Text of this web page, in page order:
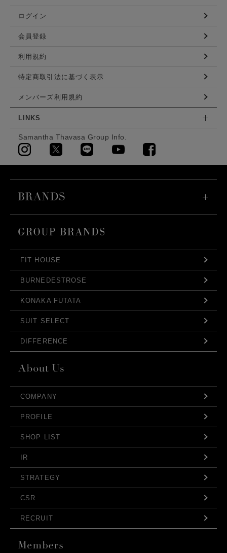
ログイン
会員登録
利用規約
特定商取引法に基づく表示
メンバーズ利用規約
LINKS
Samantha Thavasa Group Info.
FIT HOUSE
BURNEDESTROSE
KONAKA FUTATA
SUIT SELECT
DIFFERENCE
COMPANY
PROFILE
SHOP LIST
IR
STRATEGY
CSR
RECRUIT